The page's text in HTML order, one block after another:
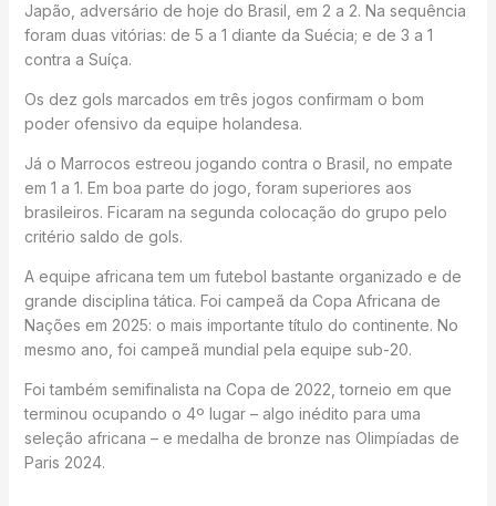
Japão, adversário de hoje do Brasil, em 2 a 2. Na sequência
foram duas vitórias: de 5 a 1 diante da Suécia; e de 3 a 1
contra a Suíça.
Os dez gols marcados em três jogos confirmam o bom
poder ofensivo da equipe holandesa.
Já o Marrocos estreou jogando contra o Brasil, no empate
em 1 a 1. Em boa parte do jogo, foram superiores aos
brasileiros. Ficaram na segunda colocação do grupo pelo
critério saldo de gols.
A equipe africana tem um futebol bastante organizado e de
grande disciplina tática. Foi campeã da Copa Africana de
Nações em 2025: o mais importante título do continente. No
mesmo ano, foi campeã mundial pela equipe sub-20.
Foi também semifinalista na Copa de 2022, torneio em que
terminou ocupando o 4º lugar – algo inédito para uma
seleção africana – e medalha de bronze nas Olimpíadas de
Paris 2024.